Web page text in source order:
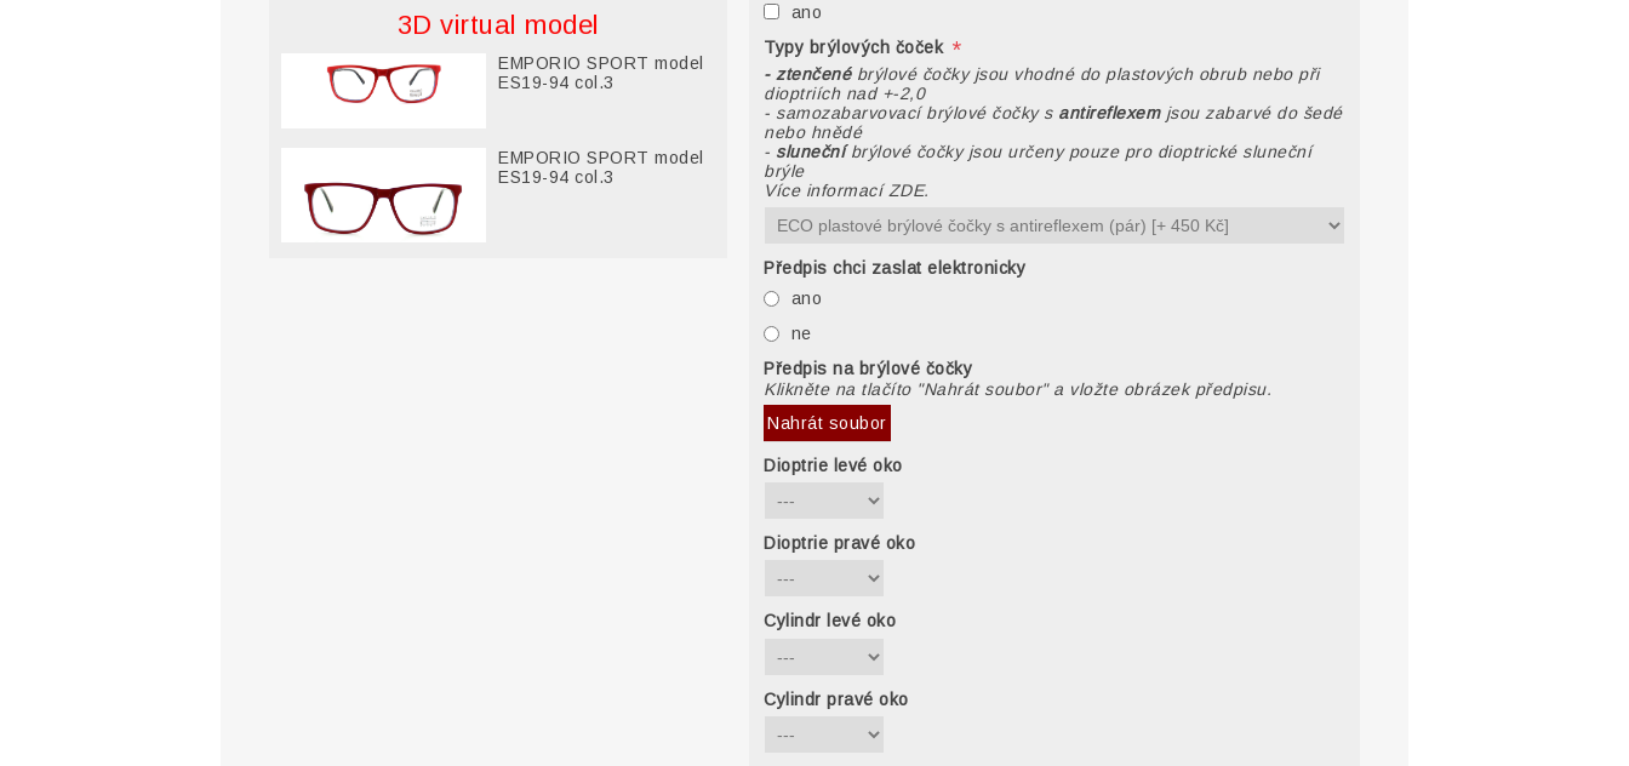
3D virtual model
EMPORIO SPORT model
ES19-94 col.3
EMPORIO SPORT model
ES19-94 col.3
ano
Typy brýlových čoček *
- ztenčené brýlové čočky jsou vhodné do plastových obrub nebo při
dioptriích nad +-2,0
- samozabarvovací brýlové čočky s antireflexemjsou zabarvé do šedé
nebo hnědé
- slunečníbrýlové čočky jsou určeny pouze pro dioptrické sluneční
brýle
Více informací ZDE.
Předpis chci zaslat elektronicky
ano
ne
Předpis na brýlové čočky
Klikněte na tlačíto "Nahrát soubor" a vložte obrázek předpisu.
Nahrát soubor
Dioptrie levé oko
Dioptrie pravé oko
Cylindr levé oko
Cylindr pravé oko